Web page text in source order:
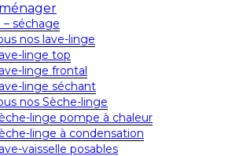
– séchage
nos lave-linge
linge top
linge frontal
linge séchant
nos Sèche-linge
linge pompe à chaleur
linge à condensation
vaisselle posables